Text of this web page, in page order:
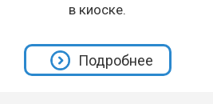
в киоске.
Подробнее